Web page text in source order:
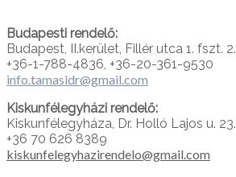
Budapesti rendelő:
Budapest, II.kerület, Fillér utca 1. fszt. 2.
+36-1-788-4836, +36-20-361-9530
info.tamasidr@gmail.com
Kiskunfélegyházi rendelő:
Kiskunfélegyháza, Dr. Holló Lajos u. 23.
+36 70 626 8389
kiskunfelegyhazirendelo@gmail.com